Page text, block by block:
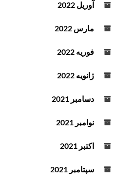
آوریل 2022
مارس 2022
فوریه 2022
ژانویه 2022
دسامبر 2021
نوامبر 2021
اکتبر 2021
سپتامبر 2021